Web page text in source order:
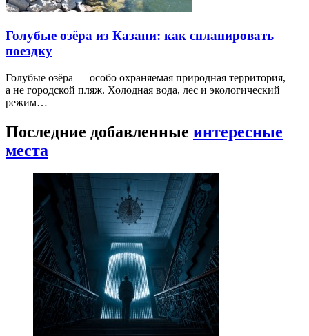
Голубые озёра из Казани: как спланировать
поездку
Голубые озёра — особо охраняемая природная территория,
а не городской пляж. Холодная вода, лес и экологический
режим…
Последние добавленные интересные
места